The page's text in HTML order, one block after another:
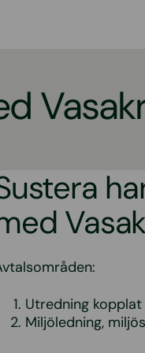
Utredning
Miljöledning,